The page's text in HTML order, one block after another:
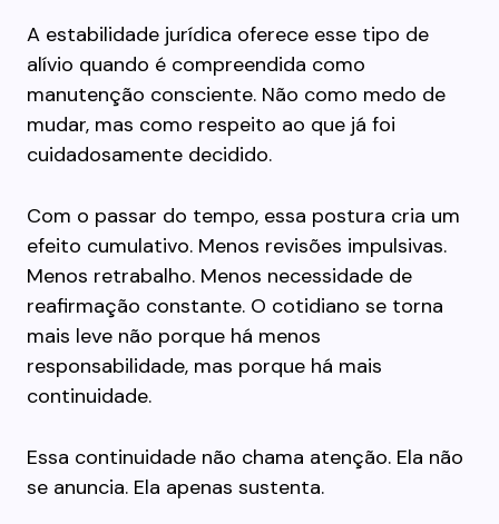
A estabilidade jurídica oferece esse tipo de
alívio quando é compreendida como
manutenção consciente. Não como medo de
mudar, mas como respeito ao que já foi
cuidadosamente decidido.
Com o passar do tempo, essa postura cria um
efeito cumulativo. Menos revisões impulsivas.
Menos retrabalho. Menos necessidade de
reafirmação constante. O cotidiano se torna
mais leve não porque há menos
responsabilidade, mas porque há mais
continuidade.
Essa continuidade não chama atenção. Ela não
se anuncia. Ela apenas sustenta.